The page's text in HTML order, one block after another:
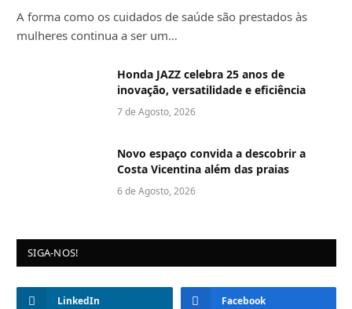
A forma como os cuidados de saúde são prestados às
mulheres continua a ser um…
Honda JAZZ celebra 25 anos de
inovação, versatilidade e eficiência
7 de Agosto, 2026
Novo espaço convida a descobrir a
Costa Vicentina além das praias
6 de Agosto, 2026
SIGA-NOS!
LinkedIn Facebook